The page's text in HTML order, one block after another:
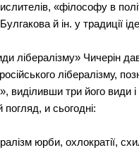
«філософу в
й ін. у традиції
лібералізму» Чичерін
лібералізму,
виділивши три його види
погляд, и сьогодні:
юрби, охлократії,